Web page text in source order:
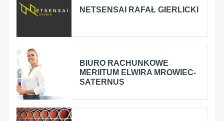
NETSENSAI RAFAŁ GIERLICKI
BIURO RACHUNKOWE
MERIITUM ELWIRA MROWIEC-
SATERNUS